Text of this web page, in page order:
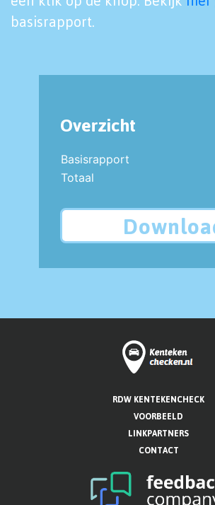
basisrapport.
Overzicht
Basisrapport
Totaal
RDW KENTEKENCHECK
VOORBEELD
LINKPARTNERS
CONTACT